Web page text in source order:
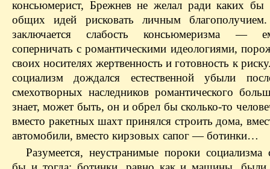
консьюмерист, Брежнев не желал ради каких
общих идей рисковать личным
заключается слабость консьюмеризма —
соперничать с романтическими идеологиями,
своих носителях жертвенность и готовность к
социализм дождался естественной убыли
смехотворных наследников романтического
знает, может быть, он и обрел бы сколько-то
вместо ракетных шахт принялся строить дома,
автомобили, вместо кирзовых сапог — ботинки…
Разумеется, неустранимые пороки социализма